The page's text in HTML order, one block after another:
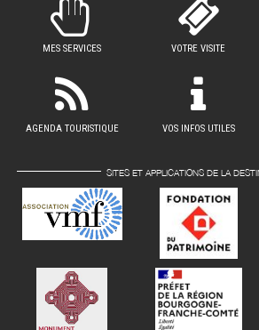
MES SERVICES VOTRE VISITE
AGENDA TOURISTIQUE VOS INFOS UTILES
SITES ET APPLICATIONS DE LA